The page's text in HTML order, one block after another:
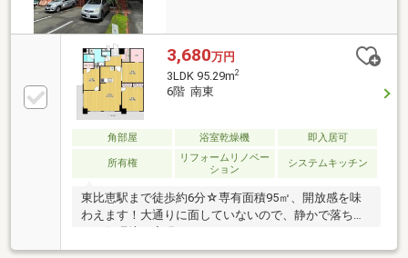
3,680万円
3LDK 95.29m2
6階 南東
角部屋 浴室乾燥機 即入居可
所有権
リフォームリノベー
ション
システムキッチン
東比恵駅まで徒歩約6分☆専有面積95㎡、開放感を味
わえます！大通りに面していないので、静かで落ち着
いた住環境を実現しています。また、ルーフバルコニ
ーに加え3面バルコニーを備えており、室内全体に心